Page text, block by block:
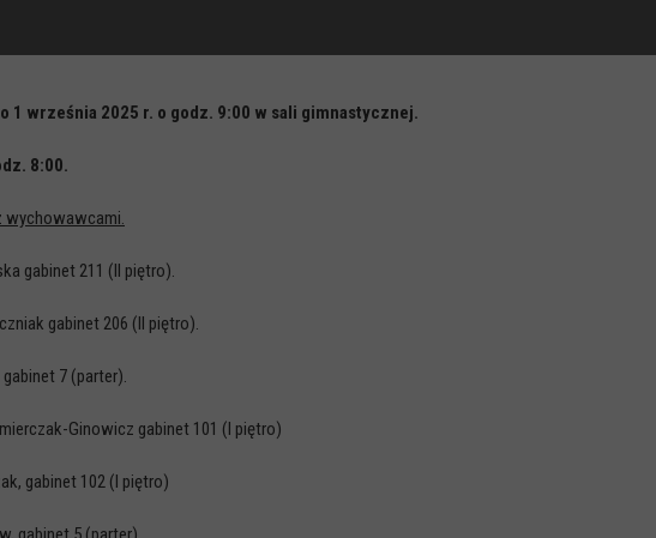
1 września 2025 r. o godz. 9:00 w sali gimnastycznej.
8:00.
wychowawcami.
gabinet 211 (II piętro).
gabinet 206 (II piętro).
7 (parter).
Ginowicz gabinet 101 (I piętro)
gabinet 102 (I piętro)
Ogłoszenia